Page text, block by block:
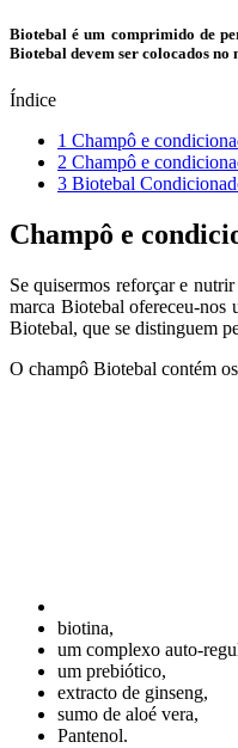
Biotebal é um comprimido de
Biotebal devem ser colocados no
Índice
1 Champô e
2 Champô e
3 Biotebal
Champô e
Se quisermos reforçar e
marca Biotebal ofereceu-nos
Biotebal, que se distinguem
O champô Biotebal contém
biotina,
um complexo auto-
um prebiótico,
extracto de ginseng,
sumo de aloé vera,
Pantenol.